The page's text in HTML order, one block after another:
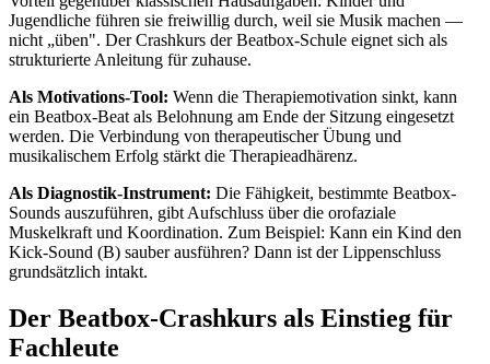
Jugendliche führen sie freiwillig durch, weil sie Musik machen —
nicht „üben". Der Crashkurs der Beatbox-Schule eignet sich als
strukturierte Anleitung für zuhause.
Als Motivations-Tool: Wenn die Therapiemotivation sinkt, kann
ein Beatbox-Beat als Belohnung am Ende der Sitzung eingesetzt
werden. Die Verbindung von therapeutischer Übung und
musikalischem Erfolg stärkt die Therapieadhärenz.
Als Diagnostik-Instrument: Die Fähigkeit, bestimmte Beatbox-
Sounds auszuführen, gibt Aufschluss über die orofaziale
Muskelkraft und Koordination. Zum Beispiel: Kann ein Kind den
Kick-Sound (B) sauber ausführen? Dann ist der Lippenschluss
grundsätzlich intakt.
Der Beatbox-Crashkurs als Einstieg für
Fachleute